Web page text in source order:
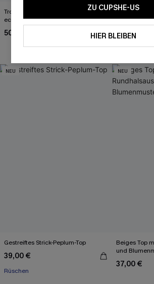
Tropisches Mid-Waist Bikini-Set mit
eckigem Ausschnitt
50,99 €
Schwarzes
Bikini-Set
50,99 €
Rüschen
NEU
Gestreiftes Strick-Peplum-Top
39,00 €
Rüschen
NEU
Beiges Top
und
37,00 €
ZU CUPSHE-US
HIER BLEIBEN